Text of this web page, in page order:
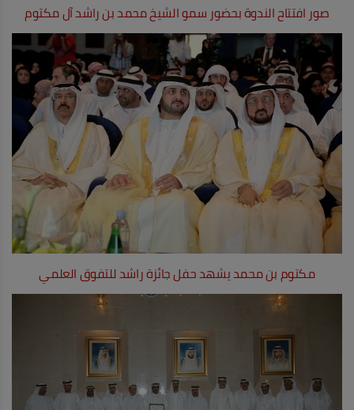
صور افتتاح الندوة بحضور سمو الشيخ محمد بن راشد آل مكتوم
مكتوم بن محمد يشهد حفل جائزة راشد للتفوق العلمي